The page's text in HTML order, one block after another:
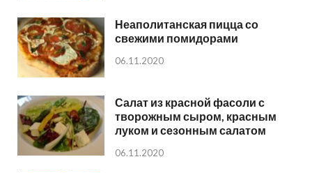
Неаполитанская пицца со
свежими помидорами
06.11.2020
Салат из красной фасоли с
творожным сыром, красным
луком и сезонным салатом
06.11.2020